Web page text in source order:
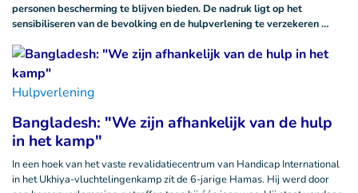
personen bescherming te blijven bieden. De nadruk ligt op het
sensibiliseren van de bevolking en de hulpverlening te verzekeren …
Hulpverlening
Bangladesh: "We zijn afhankelijk van de hulp
in het kamp"
In een hoek van het vaste revalidatiecentrum van Handicap International
in het Ukhiya-vluchtelingenkamp zit de 6-jarige Hamas. Hij werd door